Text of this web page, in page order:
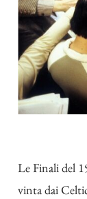
Le Finali del
vinta dai